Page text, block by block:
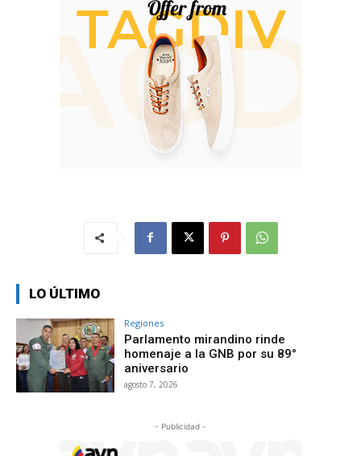
LO ÚLTIMO
Regiones
Parlamento mirandino rinde
homenaje a la GNB por su 89°
aniversario
agosto 7, 2026
- Publicidad -